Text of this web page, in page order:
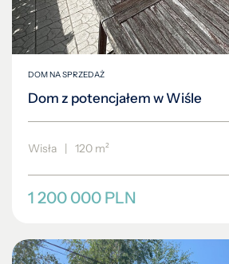
DOM NA SPRZEDAŻ
Dom z potencjałem w Wiśle
Wisła | 120 m²
1 200 000 PLN